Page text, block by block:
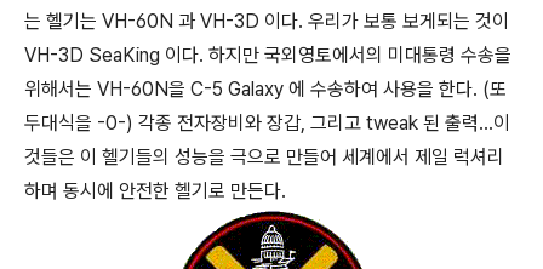
는 헬기는 VH-60N 과 VH-3D 이다. 우리가 보통 보게되는 것이
VH-3D SeaKing 이다. 하지만 국외영토에서의 미대통령 수송을
위해서는 VH-60N을 C-5 Galaxy 에 수송하여 사용을 한다. (또
두대식을 -0-) 각종 전자장비와 장갑, 그리고 tweak 된 출력...이
것들은 이 헬기들의 성능을 극으로 만들어 세계에서 제일 럭셔리
하며 동시에 안전한 헬기로 만든다.